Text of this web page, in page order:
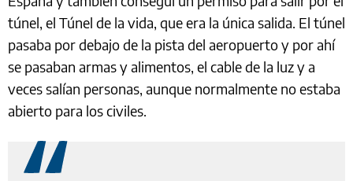
túnel, el Túnel de la vida, que era la única salida. El túnel
pasaba por debajo de la pista del aeropuerto y por ahí
se pasaban armas y alimentos, el cable de la luz y a
veces salían personas, aunque normalmente no estaba
abierto para los civiles.